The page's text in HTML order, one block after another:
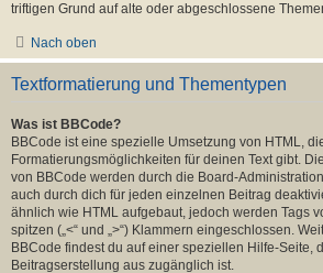
triftigen Grund auf alte oder abgeschlossene
Nach oben
Textformatierung und Thementypen
Was ist BBCode?
BBCode ist eine spezielle Umsetzung von HTML,
Formatierungsmöglichkeiten für deinen Text gibt.
von BBCode werden durch die Board-
auch durch dich für jeden einzelnen Beitrag
ähnlich wie HTML aufgebaut, jedoch werden Tags
spitzen („<“ und „>“) Klammern eingeschlossen.
BBCode findest du auf einer speziellen Hilfe-Seite,
Beitragserstellung aus zugänglich ist.